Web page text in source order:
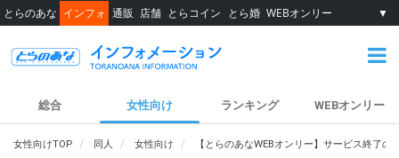
とらのあな インフォ 通販 店舗 とらコイン とら婚 WEBオンリー ▼
総合 女性向け ランキング WEBオンリー
女性向けTOP 同人 女性向け 【とらのあなWEBオンリー】サービス終了の